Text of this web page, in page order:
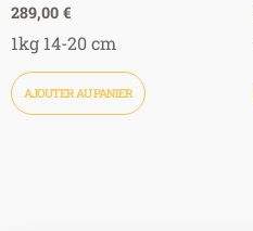
Note
sur
5
289,00 €
1kg 14-20 cm
AJOUTER AU PANIER